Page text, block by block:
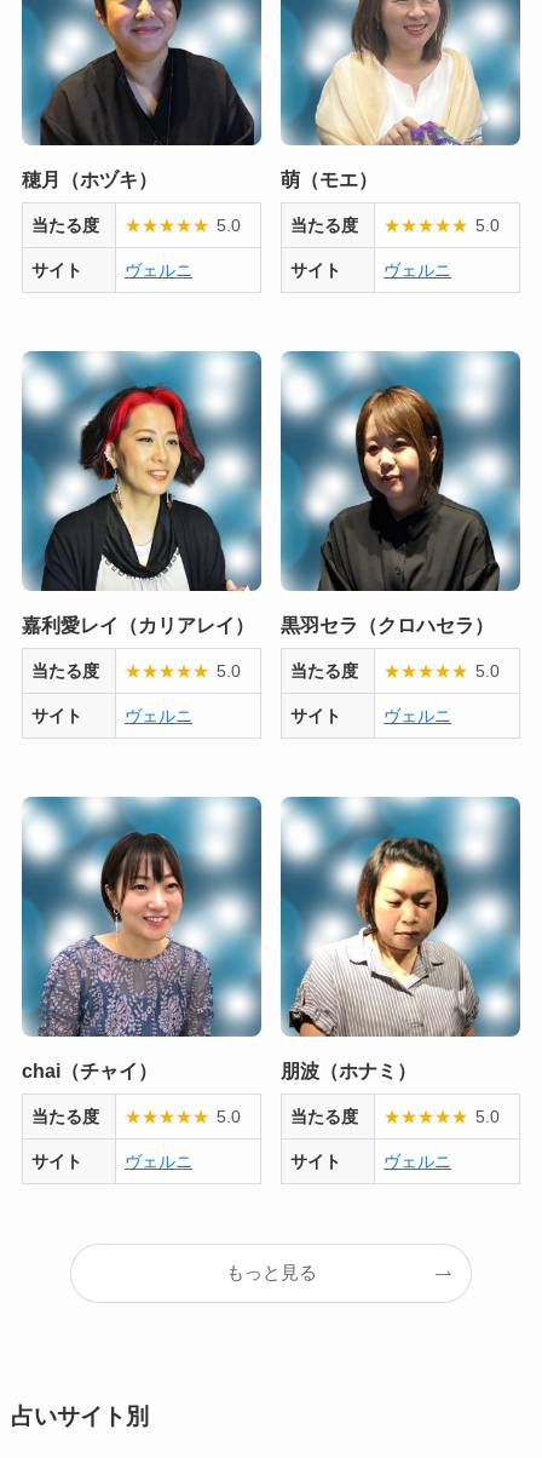
穂月（ホヅキ）
当たる度 ★★★★★ 5.0
サイト ヴェルニ
萌（モエ）
当たる度 ★★★★★ 5.0
サイト ヴェルニ
嘉利愛レイ（カリアレイ）
当たる度 ★★★★★ 5.0
サイト ヴェルニ
黒羽セラ（クロハセラ）
当たる度 ★★★★★ 5.0
サイト ヴェルニ
chai（チャイ）
当たる度 ★★★★★ 5.0
サイト ヴェルニ
朋波（ホナミ）
当たる度 ★★★★★ 5.0
サイト ヴェルニ
もっと見る
占いサイト別